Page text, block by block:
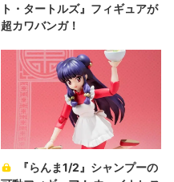
ト・タートルズ』フィギュアが
超カワバンガ！
『らんま1/2』シャンプーの